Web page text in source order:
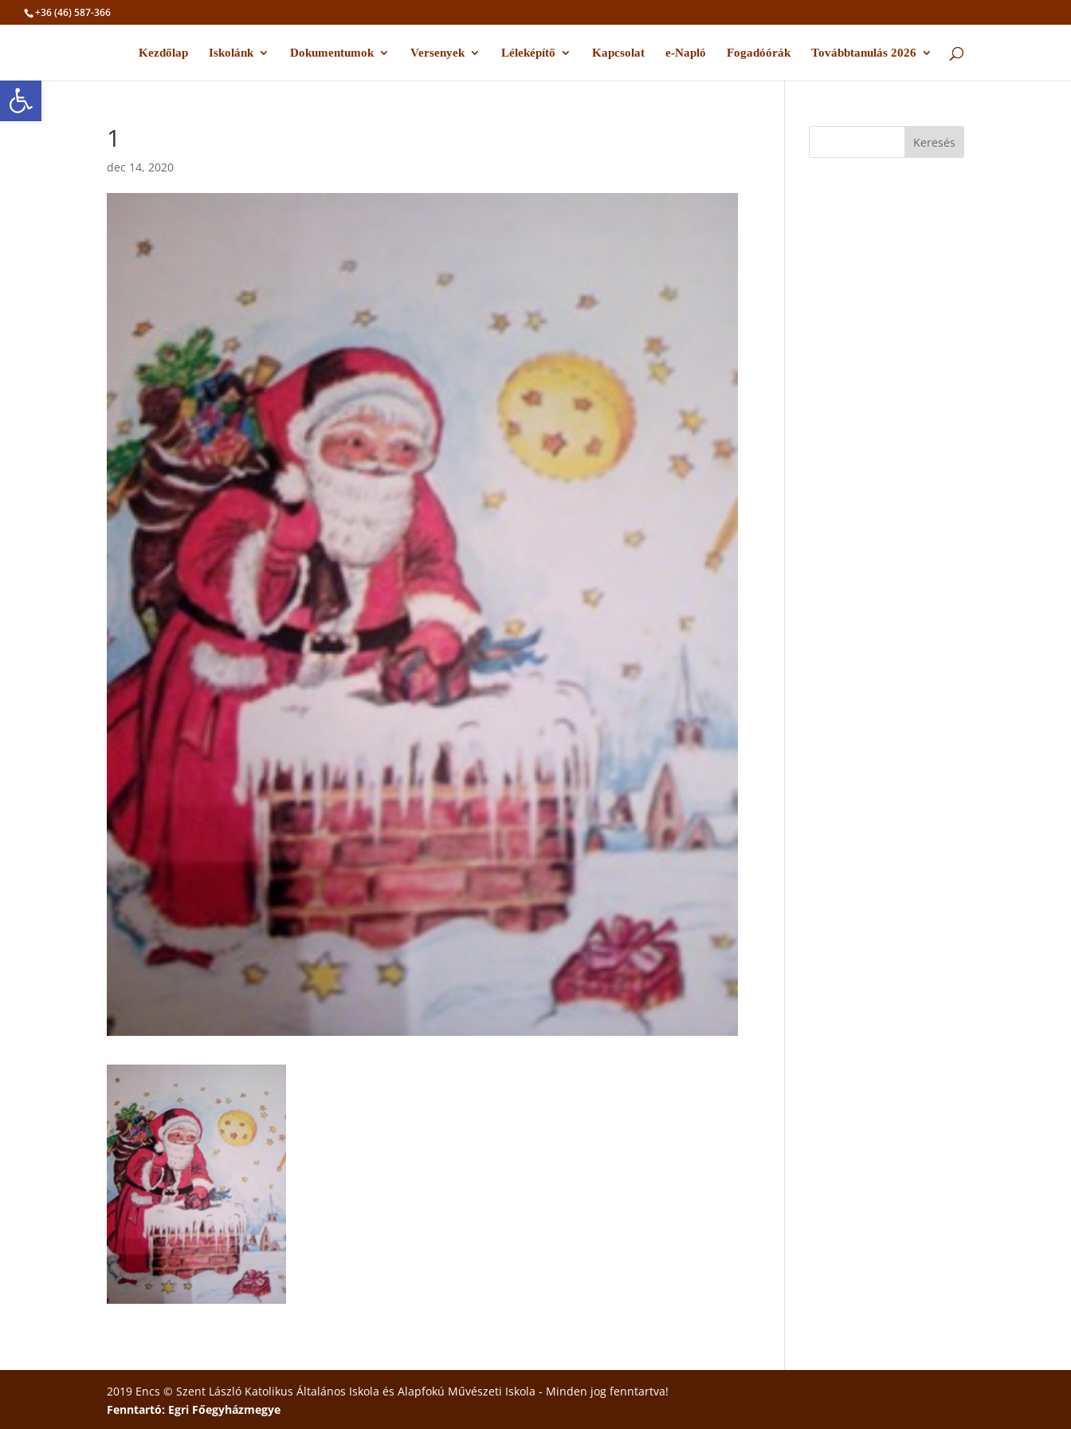
Eszköztár megnyitása
+36 (46) 587-366
Kezdőlap Iskolánk Dokumentumok Versenyek Léleképítő Kapcsolat e-Napló Fogadóórák Továbbtanulás 2026
1
dec 14, 2020
2019 Encs © Szent László Katolikus Általános Iskola és Alapfokú Művészeti Iskola - Minden jog fenntartva!
Fenntartó: Egri Főegyházmegye